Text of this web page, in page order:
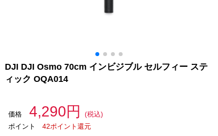
DJI DJI Osmo 70cm インビジブル セルフィー ステ
ィック OQA014
価格 4,290円
(税込)
ポイント
42ポイント還元